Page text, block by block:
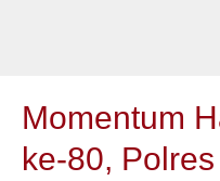
Momentum
ke-80,